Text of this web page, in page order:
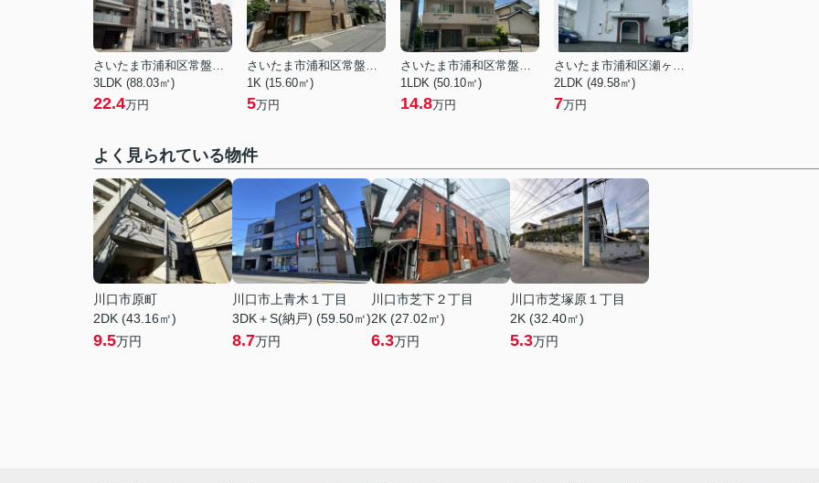
さいたま市浦和区常盤２丁目
3LDK (88.03㎡)
22.4万円
さいたま市浦和区常盤３丁目
1K (15.60㎡)
5万円
さいたま市浦和区常盤３丁目
1LDK (50.10㎡)
14.8万円
さいたま市浦和区瀬ヶ崎４丁目
2LDK (49.58㎡)
7万円
よく見られている物件
川口市原町
2DK (43.16㎡)
9.5万円
川口市上青木１丁目
3DK＋S(納戸) (59.50㎡)
8.7万円
川口市芝下２丁目
2K (27.02㎡)
6.3万円
川口市芝塚原１丁目
2K (32.40㎡)
5.3万円